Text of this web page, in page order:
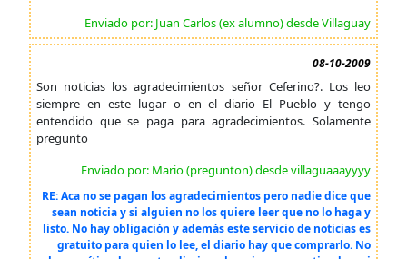
Enviado por: Juan Carlos (ex alumno) desde Villaguay
08-10-2009
Son noticias los agradecimientos señor Ceferino?. Los leo
siempre en este lugar o en el diario El Pueblo y tengo
entendido que se paga para agradecimientos. Solamente
pregunto
Enviado por: Mario (pregunton) desde villaguaaayyyy
RE: Aca no se pagan los agradecimientos pero nadie dice que
sean noticia y si alguien no los quiere leer que no lo haga y
listo. No hay obligación y además este servicio de noticias es
gratuito para quien lo lee, el diario hay que comprarlo. No